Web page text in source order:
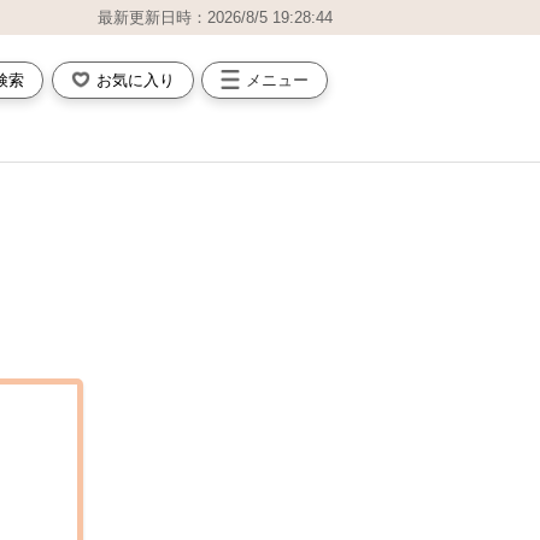
最新更新日時：2026/8/5 19:28:44
索 お気に入り メニュー